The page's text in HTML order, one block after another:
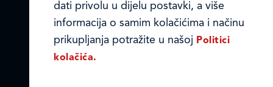
© LEDO plus d.o.o. 2026.
dati privolu u dijelu postavki, a više
informacija o samim kolačićima i načinu
prikupljanja potražite u našoj Politici
kolačića.
Analitički kolačići pomažu nam
unaprijediti web-stranicu prikupljanjem i
analizom podataka o njeziinu korištenju.